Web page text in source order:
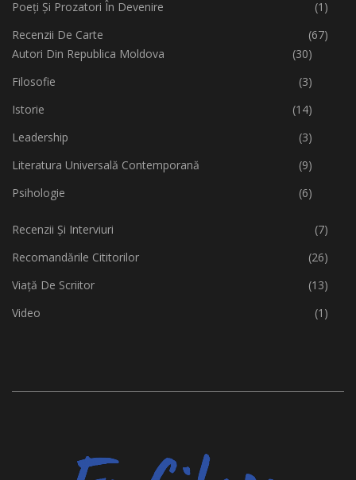
Poeți Și Prozatori În Devenire
(1)
Recenzii De Carte
(67)
Autori Din Republica Moldova
(30)
Filosofie
(3)
Istorie
(14)
Leadership
(3)
Literatura Universală Contemporană
(9)
Psihologie
(6)
Recenzii Și Interviuri
(7)
Recomandările Cititorilor
(26)
Viață De Scriitor
(13)
Video
(1)